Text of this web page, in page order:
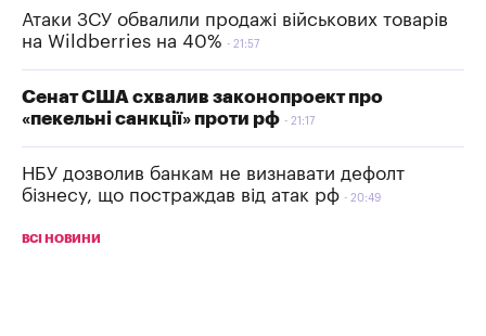
Атаки ЗСУ обвалили продажі військових товарів
на Wildberries на 40%
21:57
Сенат США схвалив законопроект про
«пекельні санкції» проти рф
21:17
НБУ дозволив банкам не визнавати дефолт
бізнесу, що постраждав від атак рф
20:49
ВСІ НОВИНИ